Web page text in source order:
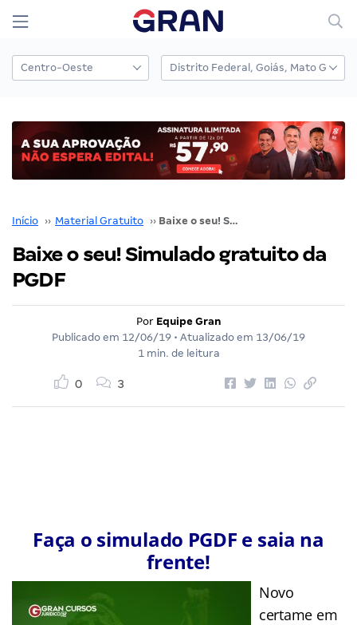
Início ›› Material Gratuito ›› Baixe o seu! Simulado gratuito da PGDF
Baixe o seu! Simulado gratuito da
PGDF
Por Equipe Gran
Publicado em 12/06/19 • Atualizado em 13/06/19
1 min. de leitura
0 3
Faça o simulado PGDF e saia na
frente!
Novo
certame em